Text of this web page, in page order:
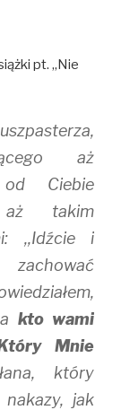
pt. ,,Nie
aż
od Ciebie
takim
,,Idźcie i
kto wami
Mnie
który
nakazy, jak